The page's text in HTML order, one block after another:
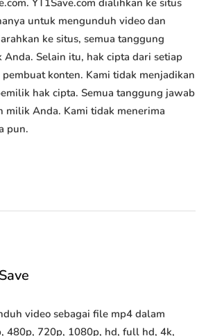
YT1Save.com dialihkan ke situs
untuk mengunduh video dan
ke situs, semua tanggung
Selain itu, hak cipta dari setiap
konten. Kami tidak menjadikan
hak cipta. Semua tanggung jawab
milik Anda. Kami tidak menerima
pun.
video sebagai file mp4 dalam
480p, 720p, 1080p, hd, full hd, 4k,